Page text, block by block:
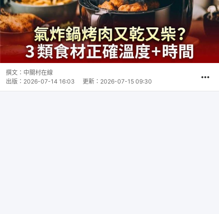
撰文： 中關村在線
出版： 2026-07-14 16:03 更新： 2026-07-15 09:30